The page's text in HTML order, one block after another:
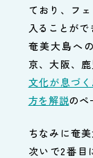
ており、フ
入ることがで
奄美大島へ
京、大阪、
文化が息づ
方を解説のペ
ちなみに奄
次いで2番目